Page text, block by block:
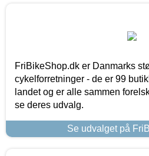
FriBikeShop.dk er Danmarks
cykelforretninger - de er 99
landet og er alle sammen
se deres udvalg.
Se udvalget på